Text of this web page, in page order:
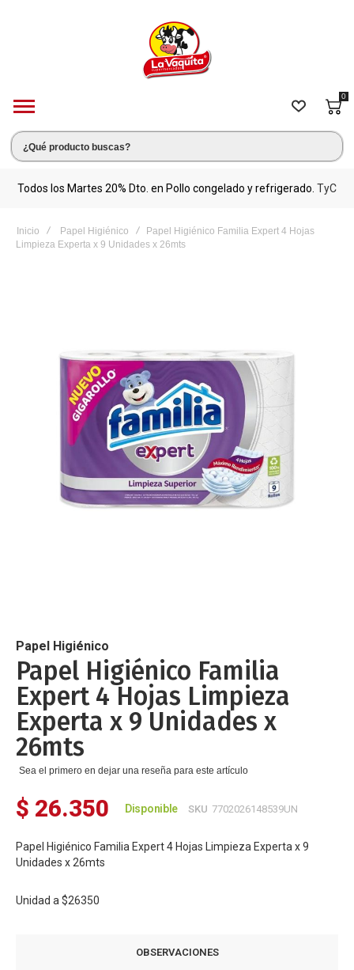
0
Todos los Martes 20% Dto. en Pollo congelado y refrigerado. TyC
Inicio Papel Higiénico
Papel Higiénico Familia Expert 4 Hojas
Limpieza Experta x 9 Unidades x 26mts
de
la
galería
de
imágenes
Papel Higiénico
Papel Higiénico Familia
Expert 4 Hojas Limpieza
Experta x 9 Unidades x
26mts
Sea el primero en dejar una reseña para este artículo
$ 26.350 Disponible SKU 7702026148539UN
Papel Higiénico Familia Expert 4 Hojas Limpieza Experta x 9
Unidades x 26mts
Unidad a $26350
OBSERVACIONES